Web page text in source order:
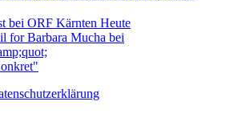
bei ORF Kärnten Heute